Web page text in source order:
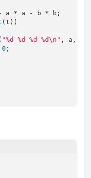
a * a - b * b;
(t))
"%d %d %d %d\n" , a, b,
0 ;